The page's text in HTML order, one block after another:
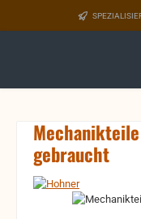
Zum Hauptinhalt springen
gebraucht
Bildergalerie